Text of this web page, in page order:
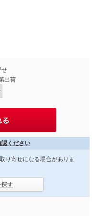
せ
出荷
認ください
り寄せになる場合がありま
探す